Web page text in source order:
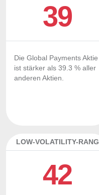
39
Die Global Payments Aktie
ist stärker als 39.3 % aller
anderen Aktien.
LOW-VOLATILITY-RANG
42